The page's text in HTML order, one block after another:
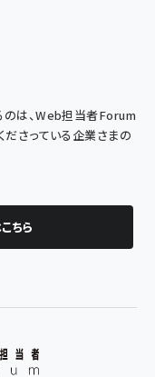
は、Web担当者Forum
ださっている企業さまの
ちら